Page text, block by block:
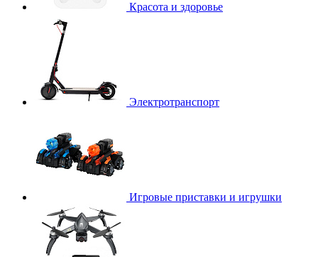
Красота и здоровье
Электротранспорт
Игровые приставки и игрушки